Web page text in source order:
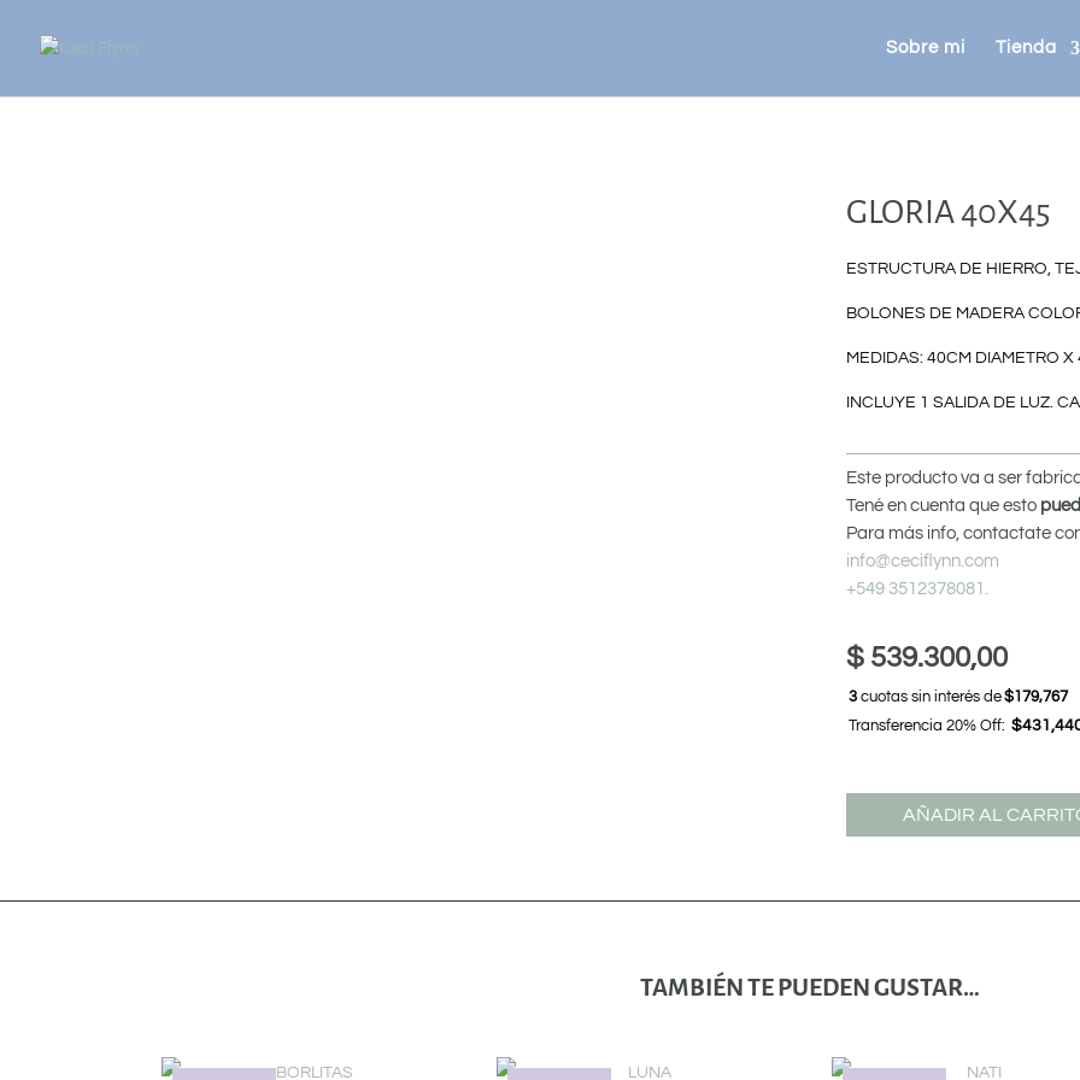
Sobre mi Tienda
GLORIA 40X45
ESTRUCTURA DE HIERRO,
BOLONES DE MADERA
MEDIDAS: 40CM DIAMETRO X
INCLUYE 1 SALIDA DE LUZ.
Este producto va a ser
Tené en cuenta que esto
Para más info, contactate
info@ceciflynn.com
+549 3512378081.
$539.300,00
3cuotas sin interés de$179,767
Transferencia 20% Off:
AÑADIR AL
TAMBIÉN TE PUEDEN GUSTAR…